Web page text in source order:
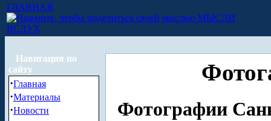
ГЛАВНАЯ
МЫСЛИ
ВСЛУХ
Навигация по
сайту
·Главная
·Материалы
·Новости Фотографии